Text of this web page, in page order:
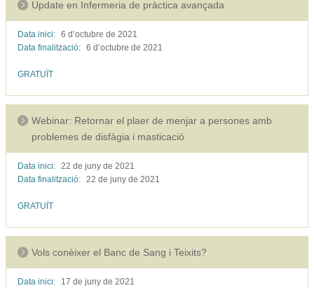
Update en Infermeria de pràctica avançada
Data inici: 6 d’octubre de 2021
Data finalització: 6 d’octubre de 2021
GRATUÏT
Webinar: Retornar el plaer de menjar a persones amb
problemes de disfàgia i masticació
Data inici: 22 de juny de 2021
Data finalització: 22 de juny de 2021
GRATUÏT
Vols conèixer el Banc de Sang i Teixits?
Data inici: 17 de juny de 2021